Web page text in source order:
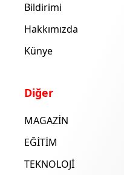
Bildirimi
Hakkımızda
Künye
Diğer
MAGAZİN
EĞİTİM
TEKNOLOJİ